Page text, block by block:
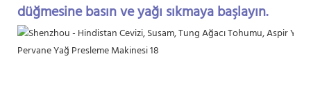
düğmesine basın ve yağı sıkmaya başlayın.